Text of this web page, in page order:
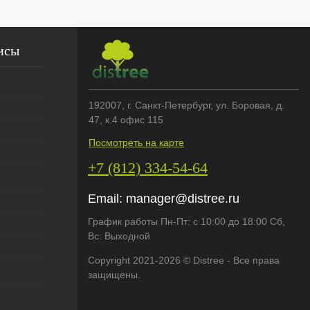
192007 , г. Санкт-Петербург, ул. Боровая, д.
47, к.4 офис 115
Посмотреть на карте
+7 (812) 334-54-64
Email: manager@distree.ru
График работы Пн-Пт: с 10:00 до 18:00 Сб,
Вс: Выходной
Copyright 2021-2026 © Distree - Все права
защищены.